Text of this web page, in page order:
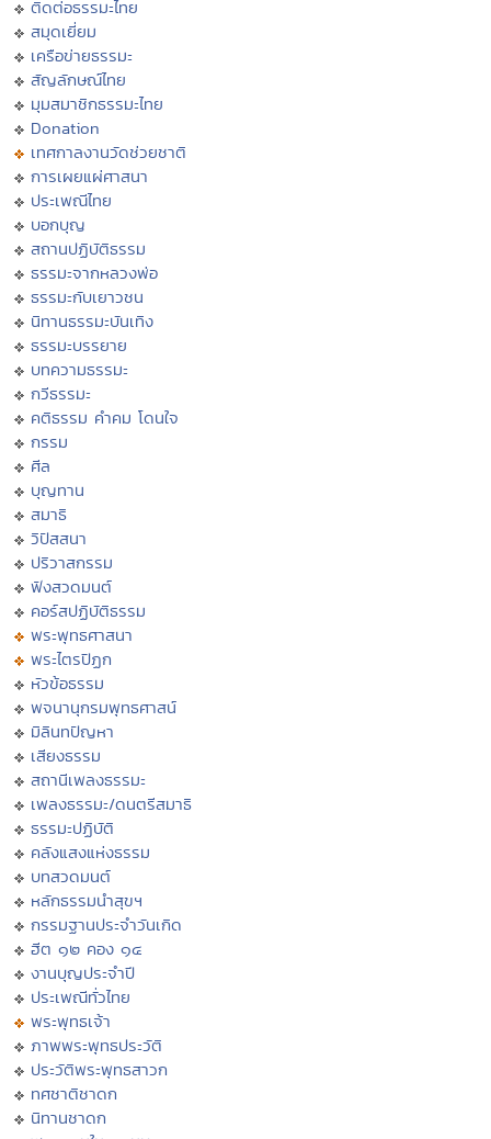
ติดต่อธรรมะไทย
สมุดเยี่ยม
เครือข่ายธรรมะ
สัญลักษณ์ไทย
มุมสมาชิกธรรมะไทย
Donation
เทศกาลงานวัดช่วยชาติ
การเผยแผ่ศาสนา
ประเพณีไทย
บอกบุญ
สถานปฏิบัติธรรม
ธรรมะจากหลวงพ่อ
ธรรมะกับเยาวชน
นิทานธรรมะบันเทิง
ธรรมะบรรยาย
บทความธรรมะ
กวีธรรมะ
คติธรรม คำคม โดนใจ
กรรม
ศีล
บุญทาน
สมาธิ
วิปัสสนา
ปริวาสกรรม
ฟังสวดมนต์
คอร์สปฏิบัติธรรม
พระพุทธศาสนา
พระไตรปิฏก
หัวข้อธรรม
พจนานุกรมพุทธศาสน์
มิลินทปัญหา
เสียงธรรม
สถานีเพลงธรรมะ
เพลงธรรมะ/ดนตรีสมาธิ
ธรรมะปฏิบัติ
คลังแสงแห่งธรรม
บทสวดมนต์
หลักธรรมนำสุขฯ
กรรมฐานประจำวันเกิด
ฮีต ๑๒ คอง ๑๔
งานบุญประจำปี
ประเพณีทั่วไทย
พระพุทธเจ้า
ภาพพระพุทธประวัติ
ประวัติพระพุทธสาวก
ทศชาติชาดก
นิทานชาดก